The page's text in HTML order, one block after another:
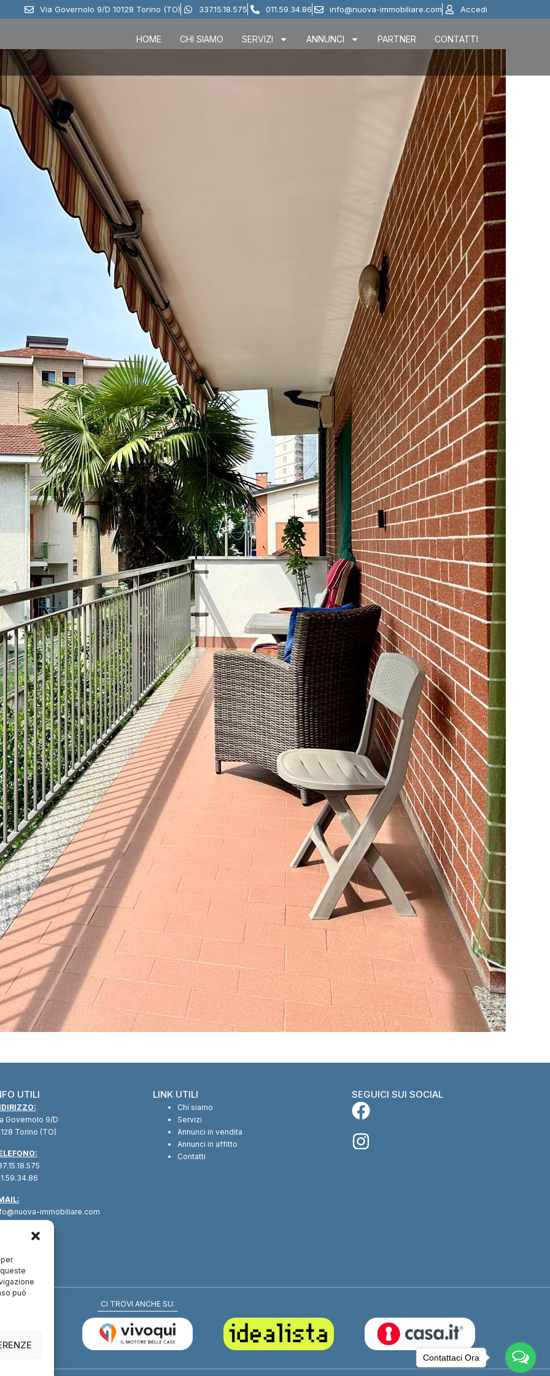
può
Via Governolo 9/D 10128 Torino (TO) 337.15.18.575 011.59.34.86 info@nuova-immobiliare.com Accedi
HOME CHI SIAMO SERVIZI ANNUNCI PARTNER CONTATTI
UTILI
Governolo 9/D
Torino (TO)
immobiliare.com
LINK UTILI
Chi siamo
Servizi
Annunci in vendita
Annunci in affitto
Contatti
SEGUICI SUI SOCIAL
CI TROVI ANCHE SU:
Contattaci Ora